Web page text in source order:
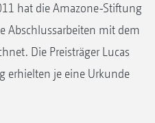
hat die Amazone-Stiftung
Abschlussarbeiten mit dem
Die Preisträger Lucas
erhielten je eine Urkunde